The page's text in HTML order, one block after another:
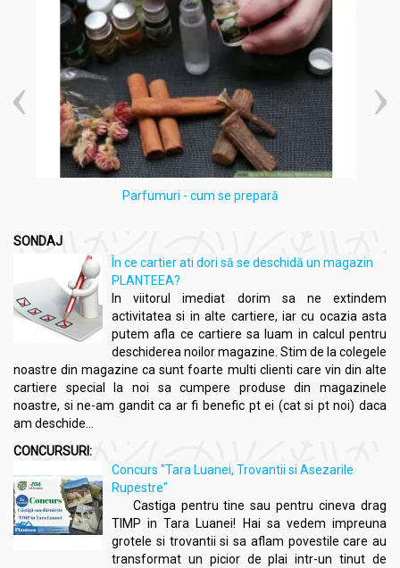
Parfumuri - cum se prepară
SONDAJ
În ce cartier ati dori să se deschidă un magazin
PLANTEEA?
In viitorul imediat dorim sa ne extindem
activitatea si in alte cartiere, iar cu ocazia asta
putem afla ce cartiere sa luam in calcul pentru
deschiderea noilor magazine. Stim de la colegele
noastre din magazine ca sunt foarte multi clienti care vin din alte
cartiere special la noi sa cumpere produse din magazinele
noastre, si ne-am gandit ca ar fi benefic pt ei (cat si pt noi) daca
am deschide...
CONCURSURI:
Concurs "Tara Luanei, Trovantii si Asezarile
Rupestre"
Castiga pentru tine sau pentru cineva drag
TIMP in Tara Luanei! Hai sa vedem impreuna
grotele si trovantii si sa aflam povestile care au
transformat un picior de plai intr-un tinut de